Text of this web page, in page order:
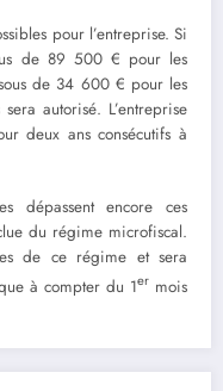
pour l’entreprise. Si
de 89 500 € pour les
de 34 600 € pour les
autorisé. L’entreprise
deux ans consécutifs à
dépassent encore ces
du régime microfiscal.
de ce régime et sera
à compter du 1er mois